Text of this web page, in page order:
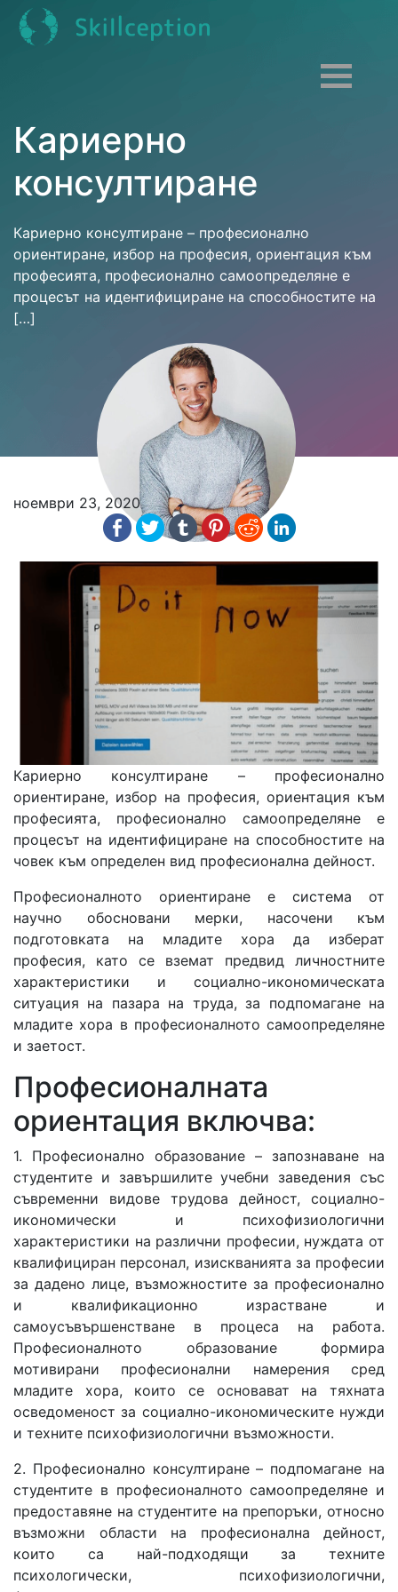
Кариерно
консултиране
Кариерно консултиране – професионално
ориентиране, избор на професия, ориентация към
професията, професионално самоопределяне е
процесът на идентифициране на способностите на
[…]
ноември 23, 2020
Кариерно консултиране – професионално
ориентиране, избор на професия, ориентация към
професията, професионално самоопределяне е
процесът на идентифициране на способностите на
човек към определен вид професионална дейност.
Професионалното ориентиране е система от
научно обосновани мерки, насочени към
подготовката на младите хора да изберат
професия, като се вземат предвид личностните
характеристики и социално-икономическата
ситуация на пазара на труда, за подпомагане на
младите хора в професионалното самоопределяне
и заетост.
Професионалната
ориентация включва:
1. Професионално образование – запознаване на
студентите и завършилите учебни заведения със
съвременни видове трудова дейност, социално-
икономически и психофизиологични
характеристики на различни професии, нуждата от
квалифициран персонал, изискванията за професии
за дадено лице, възможностите за професионално
и квалификационно израстване и
самоусъвършенстване в процеса на работа.
Професионалното образование формира
мотивирани професионални намерения сред
младите хора, които се основават на тяхната
осведоменост за социално-икономическите нужди
и техните психофизиологични възможности.
2. Професионално консултиране – подпомагане на
студентите в професионалното самоопределяне и
предоставяне на студентите на препоръки, относно
възможни области на професионална дейност,
които са най-подходящи за техните
психологически, психофизиологични,